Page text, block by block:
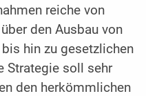
reiche von
den Ausbau von
hin zu gesetzlichen
Strategie soll sehr
den herkömmlichen